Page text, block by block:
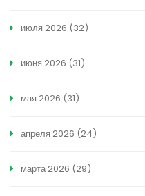
июля 2026 (32)
июня 2026 (31)
мая 2026 (31)
апреля 2026 (24)
марта 2026 (29)